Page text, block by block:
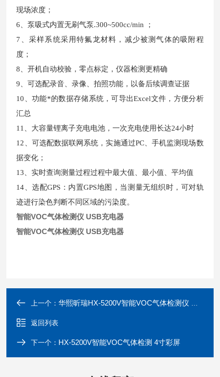
现场浓度；
6、泵吸式内置无刷气泵.300~500cc/min ；
7、采样系统采用特氟龙材料，减少被测气体的吸附程
度；
8、开机自动校验，零点标定，仪器检测更精确
9、可选配录音、录像、拍照功能，以备后续调查证据
10、功能*的数据存储系统，可导出Excel文件，方便分析
汇总
11、大容量锂离子充电电池，一次充电使用长达24小时
12、可选配数据联网系统，实施通过PC、手机监测现场数
据变化；
13、实时查询测量过程过程中最大值、最小值、平均值
14、选配GPS：内置GPS地图，当测量无组织时，可对轨
迹进行染色判断不同区域的污染度。
智能VOC气体检测仪 USB充电器
智能VOC气体检测仪 USB充电器
上一个：华熙昕瑞HX-5200V智能VOC气体检测仪 WIFI联网
返回列表
下一个： HX-5200V智能VOC气体检测 4寸彩屏